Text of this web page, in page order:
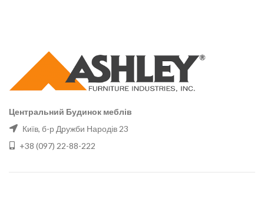
Центральний Будинок меблів
Київ, б-р Дружби Народів 23
+38 (097) 22-88-222